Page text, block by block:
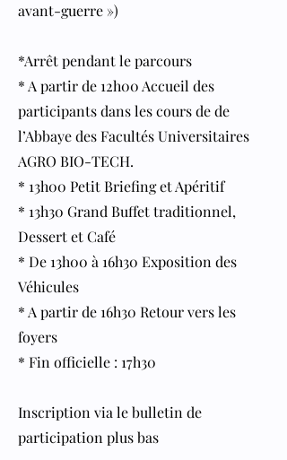
avant-guerre »)
*Arrêt pendant le parcours
* A partir de 12h00 Accueil des
participants dans les cours de de
l’Abbaye des Facultés Universitaires
AGRO BIO-TECH.
* 13h00 Petit Briefing et Apéritif
* 13h30 Grand Buffet traditionnel,
Dessert et Café
* De 13h00 à 16h30 Exposition des
Véhicules
* A partir de 16h30 Retour vers les
foyers
* Fin officielle : 17h30
Inscription via le bulletin de
participation plus bas